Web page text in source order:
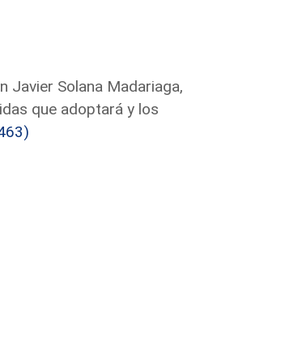
Javier Solana Madariaga,
que adoptará y los